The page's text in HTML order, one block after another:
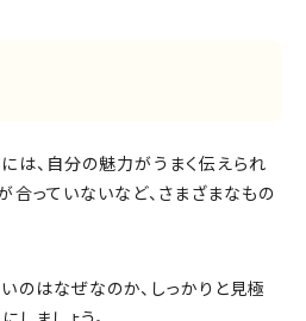
は、自分の魅力がうまく伝えられ
合っていないなど、さまざまなもの
のはなぜなのか、しっかりと見極